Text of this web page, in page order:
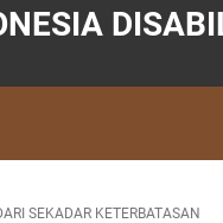
SEKADAR KETERBATASAN